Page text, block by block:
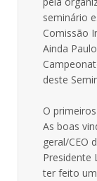
seminário
Comissão
Ainda
deste
O
As boas
geral/CEO
Presidente
ter feito